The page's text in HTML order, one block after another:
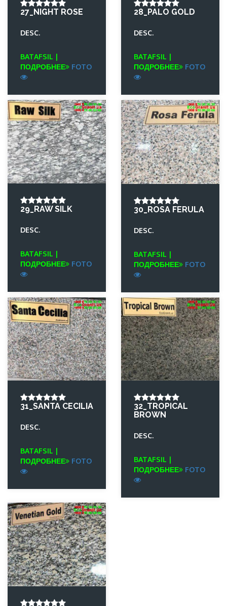
27_NIGHT ROSE
DESC.
BATAFSIL |
ПОДРОБНЕЕ
FOTO
28_PALO GOLD
DESC.
BATAFSIL |
ПОДРОБНЕЕ
FOTO
29_RAW SILK
DESC.
BATAFSIL |
ПОДРОБНЕЕ
FOTO
30_ROSA FERULA
DESC.
BATAFSIL |
ПОДРОБНЕЕ
FOTO
31_SANTA CECILIA
DESC.
BATAFSIL |
ПОДРОБНЕЕ
FOTO
32_TROPICAL
BROWN
DESC.
BATAFSIL |
ПОДРОБНЕЕ
FOTO